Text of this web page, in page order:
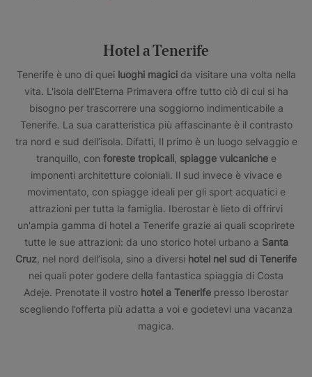
Hotel a Tenerife
Tenerife è uno di quei luoghi magicida visitare una volta nella
vita. L'isola dell'Eterna Primavera offre tutto ciò di cui si ha
bisogno per trascorrere una soggiorno indimenticabile a
Tenerife. La sua caratteristica più affascinante è il contrasto
tra nord e sud dell’isola. Difatti, Il primo è un luogo selvaggio e
tranquillo, con foreste tropicali, spiagge vulcanichee
imponenti architetture coloniali. Il sud invece è vivace e
movimentato, con spiagge ideali per gli sport acquatici e
attrazioni per tutta la famiglia. Iberostar è lieto di offrirvi
un'ampia gamma di hotel a Tenerife grazie ai quali scoprirete
tutte le sue attrazioni: da uno storico hotel urbano a Santa
Cruz , nel nord dell’isola, sino a diversi hotel nel sud di Tenerife
nei quali poter godere della fantastica spiaggia di Costa
Adeje. Prenotate il vostro hotel a Tenerife presso Iberostar
scegliendo l’offerta più adatta a voi e godetevi una vacanza
magica.